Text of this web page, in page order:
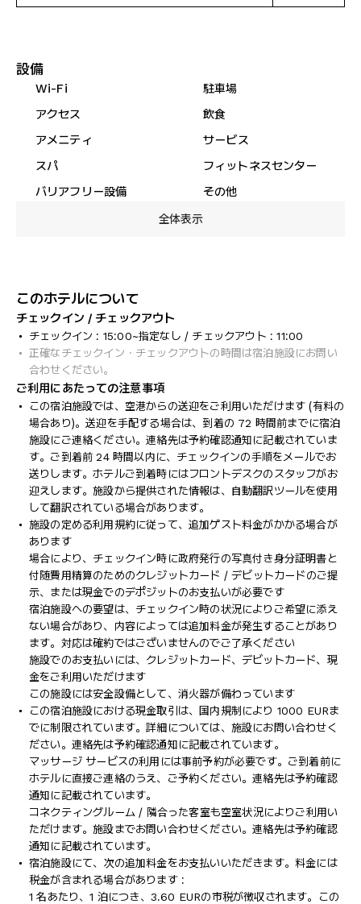
設備
Wi-Fi
駐車場
アクセス
飲食
アメニティ
サービス
スパ
フィットネスセンター
バリアフリー設備
その他
全体表示
このホテルについて
チェックイン / チェックアウト
チェックイン : 15:00~指定なし / チェックアウト : 11:00
正確なチェックイン・チェックアウトの時間は宿泊施設にお問い
合わせください。
ご利用にあたっての注意事項
この宿泊施設では、空港からの送迎をご利用いただけます (有料の
場合あり)。送迎を手配する場合は、到着の 72 時間前までに宿泊
施設にご連絡ください。連絡先は予約確認通知に記載されていま
す。ご到着前 24 時間以内に、チェックインの手順をメールでお
送りします。ホテルご到着時にはフロントデスクのスタッフがお
迎えします。施設から提供された情報は、自動翻訳ツールを使用
して翻訳されている場合があります。
施設の定める利用規約に従って、追加ゲスト料金がかかる場合が
あります
場合により、チェックイン時に政府発行の写真付き身分証明書と
付随費用精算のためのクレジットカード / デビットカードのご提
示、または現金でのデポジットのお支払いが必要です
宿泊施設への要望は、チェックイン時の状況によりご希望に添え
ない場合があり、内容によっては追加料金が発生することがあり
ます。対応は確約ではございませんのでご了承ください
施設でのお支払いには、クレジットカード、デビットカード、現
金をご利用いただけます
この施設には安全設備として、消火器が備わっています
この宿泊施設における現金取引は、国内規制により 1000 EURま
でに制限されています。詳細については、施設にお問い合わせく
ださい。連絡先は予約確認通知に記載されています。
マッサージ サービスの利用には事前予約が必要です。ご到着前に
ホテルに直接ご連絡のうえ、ご予約ください。連絡先は予約確認
通知に記載されています。
コネクティングルーム / 隣合った客室も空室状況によりご利用い
ただけます。施設までお問い合わせください。連絡先は予約確認
通知に記載されています。
宿泊施設にて、次の追加料金をお支払いいただきます。料金には
税金が含まれる場合があります :
1 名あたり、1 泊につき、3.60 EURの市税が徴収されます。この